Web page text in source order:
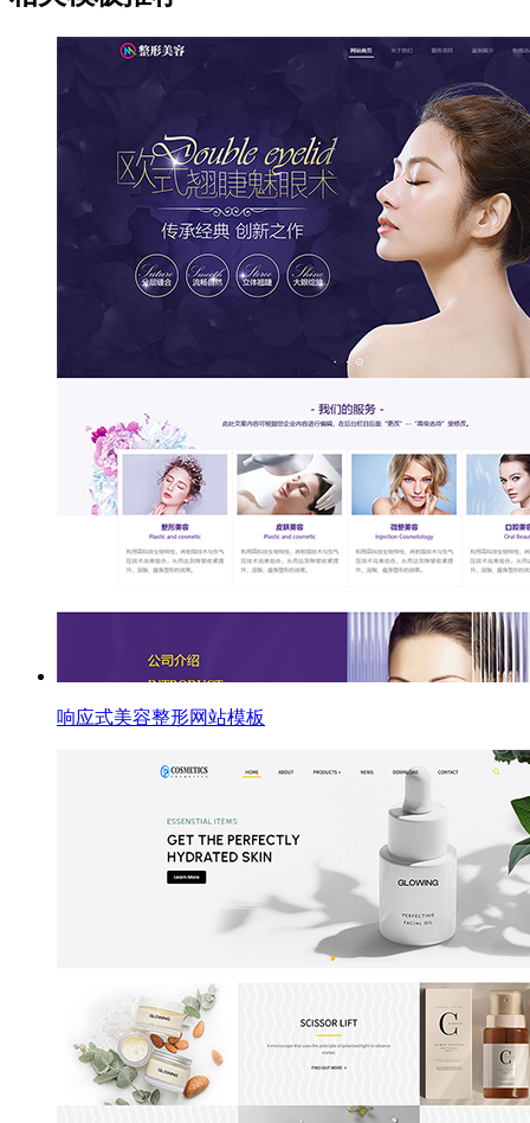
响应式美容整形网站模板